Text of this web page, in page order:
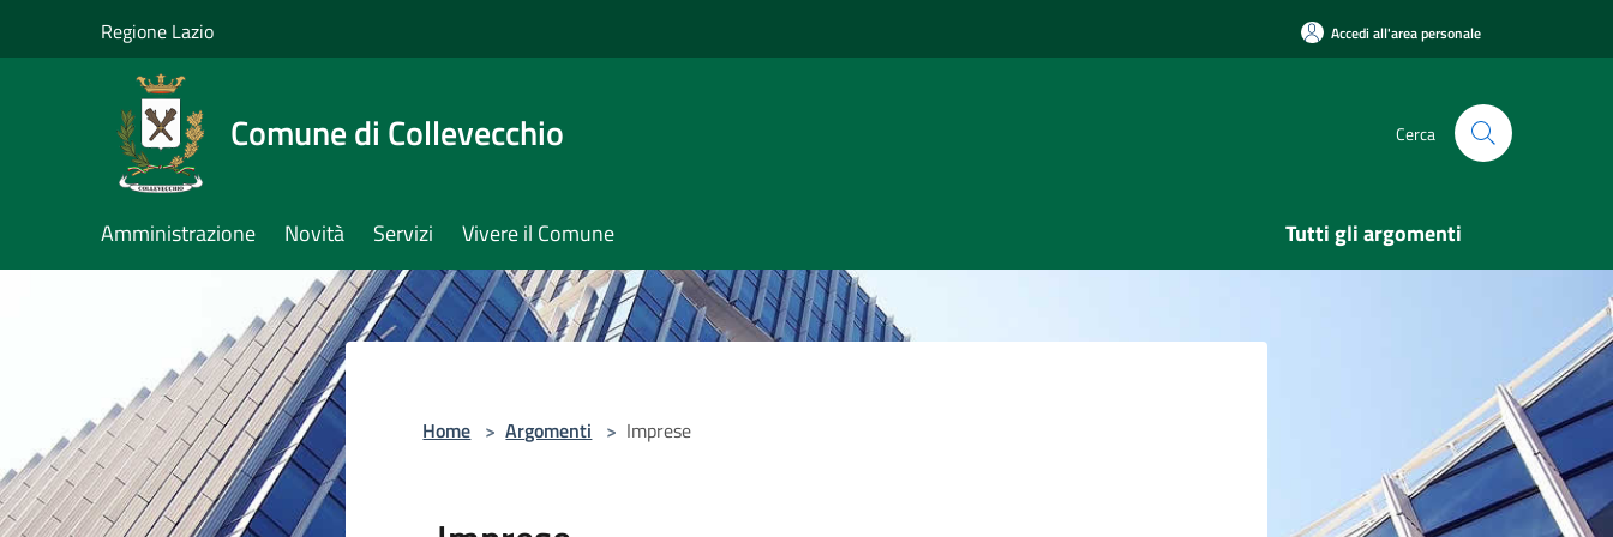
Regione Lazio Accedi all'area personale
Comune di Collevecchio Cerca
Amministrazione Novità Servizi Vivere il Comune Tutti gli argomenti
Home > Argomenti > Imprese